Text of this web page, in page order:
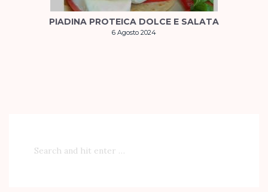
PIADINA PROTEICA DOLCE E SALATA
6 Agosto 2024